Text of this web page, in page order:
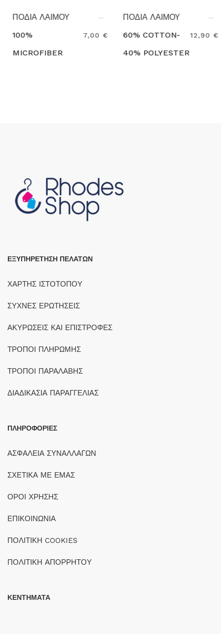
ΠΟΔΙΑ ΛΑΙΜΟΥ
100%
MICROFIBER
7,00 €
Search
ΠΟΔΙΑ ΛΑΙΜΟΥ
60% COTTON-
40% POLYESTER
12,90 €
Search
ΕΞΥΠΗΡΕΤΗΣΗ ΠΕΛΑΤΩΝ
ΧΑΡΤΗΣ ΙΣΤΟΤΟΠΟΥ
ΣΥΧΝΕΣ ΕΡΩΤΗΣΕΙΣ
ΑΚΥΡΩΣΕΙΣ ΚΑΙ ΕΠΙΣΤΡΟΦΕΣ
ΤΡΟΠΟΙ ΠΛΗΡΩΜΗΣ
ΤΡΟΠΟΙ ΠΑΡΑΛΑΒΗΣ
ΔΙΑΔΙΚΑΣΙΑ ΠΑΡΑΓΓΕΛΙΑΣ
ΠΛΗΡΟΦΟΡΙΕΣ
ΑΣΦΑΛΕΙΑ ΣΥΝΑΛΛΑΓΩΝ
ΣΧΕΤΙΚΑ ΜΕ ΕΜΑΣ
ΟΡΟΙ ΧΡΗΣΗΣ
ΕΠΙΚΟΙΝΩΝΙΑ
ΠΟΛΙΤΙΚΗ COOKIES
ΠΟΛΙΤΙΚΗ ΑΠΟΡΡΗΤΟΥ
ΚΕΝΤΗΜΑΤΑ